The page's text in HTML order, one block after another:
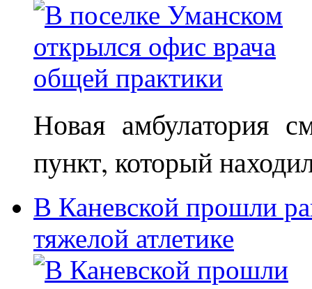
Новая амбулатория
пункт, который
В Каневской прошли
тяжелой атлетике